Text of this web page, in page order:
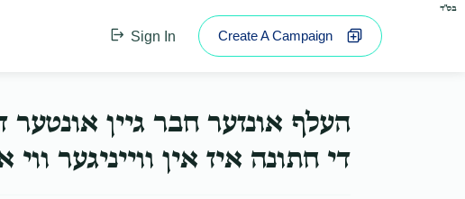
בס"ד
Sign In Create A Campaign
העלף אונזער חבר גיין
די חתונה איז אין ווייניגער